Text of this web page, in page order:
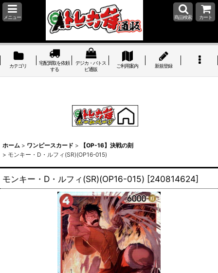
メニュー 商品検索 カート
カテゴリ
宅配買取を依頼
する
デジカ・バトス
ピ通販
ご利用案内 新規登録
ホーム > ワンピースカード >
【OP-16】決戦の刻
> モンキー・D・ルフィ(SR)(OP16-015)
モンキー・D・ルフィ(SR)(OP16-015) [240814624]